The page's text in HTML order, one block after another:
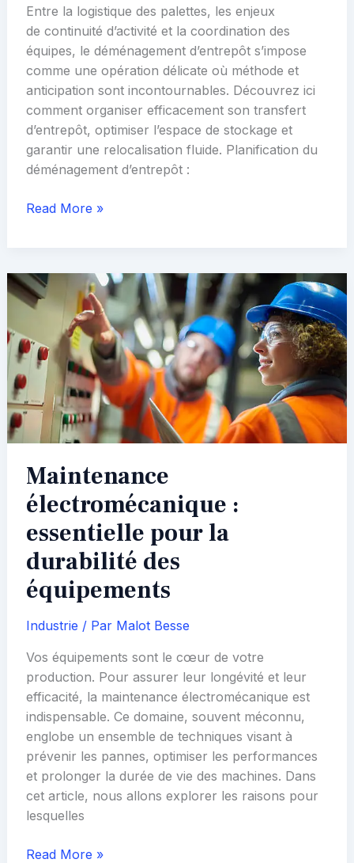
Entre la logistique des palettes, les enjeux
de continuité d’activité et la coordination des
équipes, le déménagement d’entrepôt s’impose
comme une opération délicate où méthode et
anticipation sont incontournables. Découvrez ici
comment organiser efficacement son transfert
d’entrepôt, optimiser l’espace de stockage et
garantir une relocalisation fluide. Planification du
déménagement d’entrepôt :
Déménagement
chaque
étape
un
transfert
serein
Read More »
Maintenance
électromécanique :
essentielle pour la
durabilité des
équipements
Industrie / Par Malot Besse
Vos équipements sont le cœur de votre
production. Pour assurer leur longévité et leur
efficacité, la maintenance électromécanique est
indispensable. Ce domaine, souvent méconnu,
englobe un ensemble de techniques visant à
prévenir les pannes, optimiser les performances
et prolonger la durée de vie des machines. Dans
cet article, nous allons explorer les raisons pour
lesquelles
Maintenance
Read More »